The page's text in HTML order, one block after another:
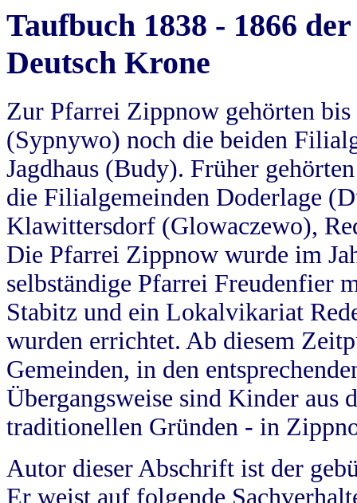
Taufbuch 1838 - 1866
Deutsch Krone
Zur Pfarrei Zippnow gehörten
(Sypnywo) noch die beiden
Jagdhaus (Budy). Früher
die Filialgemeinden Doderlage
Klawittersdorf (Glowaczewo),
Die Pfarrei Zippnow wurde im
selbständige Pfarrei Freudenfier
Stabitz und ein Lokalvikariat
wurden errichtet. Ab diesem
Gemeinden, in den
Übergangsweise sind Kinder aus
traditionellen Gründen - in
Autor dieser Abschrift ist der
Er weist auf folgende